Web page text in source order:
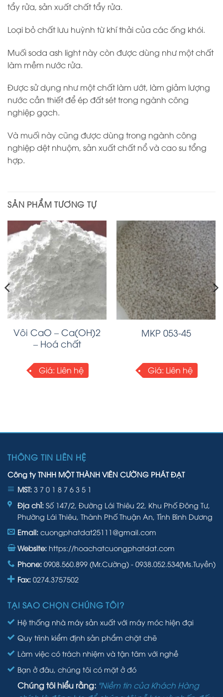
tẩy rửa, sản xuất chất tẩy rửa.
Loại bỏ chất lưu huỳnh từ khí thải của các ống khói.
Muối soda ash light này còn được dùng như một chất
làm mềm nước rửa.
Được sử dụng như một chất làm ướt, làm giảm lượng
nước cần thiết để ép đất sét trong ngành công
nghiệp gạch.
Và muối này cũng được dùng trong ngành công
nghiệp dệt nhuộm, sản xuất chất nổ và cao su tổng
hợp.
SẢN PHẨM TƯƠNG TỰ
Vôi CaO – Ca(OH)2
– Hoá chất
Giá: Liên hệ
MKP 053-45
Giá: Liên hệ
THÔNG TIN LIÊN HỆ
Công ty TNHH MỘT THÀNH VIÊN CƯỜNG PHÁT ĐẠT
MST: 3 7 0 1 8 7 6 3 5 1
Địa chỉ: Số 147/2, Đường Lái Thiêu 22, Khu Phố Đông Tư,
Phường Lái Thiêu, Thành Phố Thuận An, Tỉnh Bình Dương
Email: cuongphatdat25111@gmail.com
Website: https://hoachatcuongphatdat.com
Phone: 0908.560.899 (Mr.Cường) - 0938.052.534(Ms.Tuyền)
Fax: 0274.3757502
TẠI SAO CHỌN CHÚNG TÔI?
Hệ thống nhà máy sản xuất với máy móc hiện đại
Quy trình kiểm định sản phẩm chặt chẽ
Làm việc có trách nhiệm và tận tâm với nghề
Bạn ở đâu, chúng tôi có mặt ở đó
Chúng tôi hiểu rằng: "Niềm tin của Khách Hàng